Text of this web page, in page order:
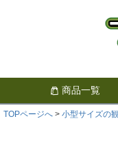
商品一覧
TOPページへ 小型サイズの